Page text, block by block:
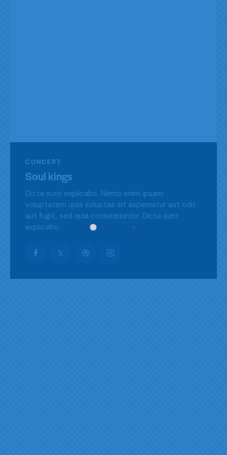
CONCERT
Soul kings
Dicta sunt explicabo. Nemo enim ipsam
voluptatem quia voluptas sit aspernatur aut odit
aut fugit, sed quia consequuntur. Dicta sunt
explicabo.